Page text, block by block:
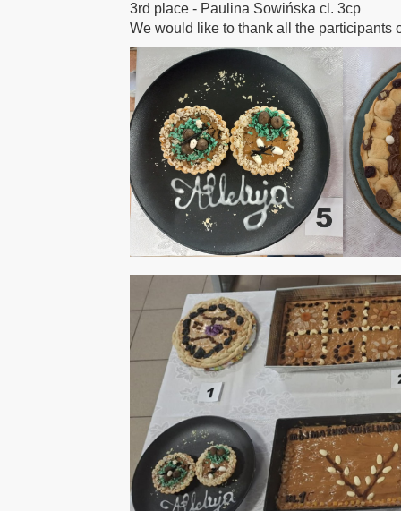
3rd place - Paulina Sowińska cl. 3cp
We would like to thank all the participants